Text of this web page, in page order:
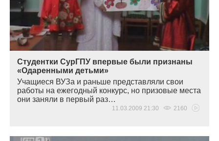
Студентки СурГПУ впервые были признаны
«Одаренными детьми»
Учащиеся ВУЗа и раньше представляли свои
работы на ежегодный конкурс, но призовые места
они заняли в первый раз…
11.03.2009 21:30 2160